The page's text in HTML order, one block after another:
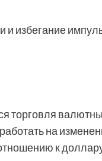
и избегание
торговля
на
к